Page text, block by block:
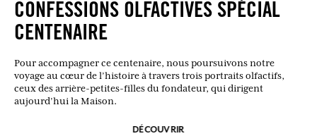
CONFESSIONS OLFACTIVES SPÉCIAL
CENTENAIRE
Pour accompagner ce centenaire, nous poursuivons notre
voyage au cœur de l’histoire à travers trois portraits olfactifs,
ceux des arrière-petites-filles du fondateur, qui dirigent
aujourd’hui la Maison.
DÉCOUVRIR